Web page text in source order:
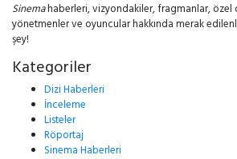
Sinemahaberleri, vizyondakiler, fragmanlar, özel
yönetmenler ve oyuncular hakkında merak
şey!
Kategoriler
Dizi Haberleri
İnceleme
Listeler
Röportaj
Sinema Haberleri